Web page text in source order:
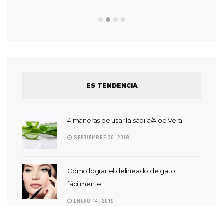
ES TENDENCIA
4 maneras de usar la sábila/Aloe Vera
SEPTIEMBRE 26, 2018
Cómo lograr el delineado de gato
fácilmente
ENERO 14, 2019